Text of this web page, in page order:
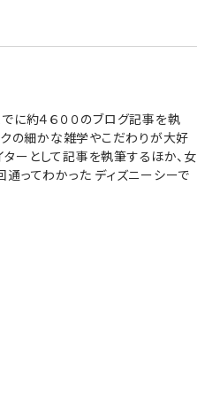
に約４６００のブログ記事を執
クの細かな雑学やこだわりが大好
ターとして記事を執筆するほか、女
通ってわかった ディズニーシーで